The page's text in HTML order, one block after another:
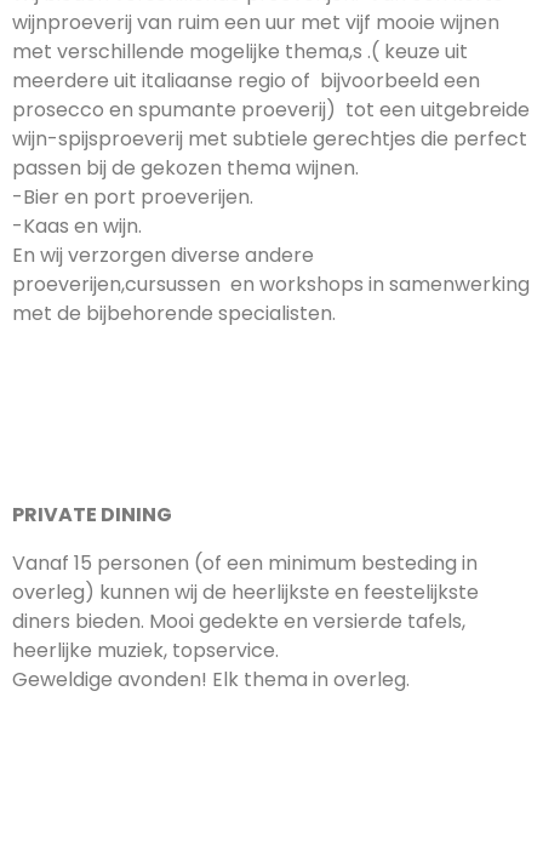
wijnproeverij van ruim een uur met vijf mooie wijnen
met verschillende mogelijke thema,s .( keuze uit
meerdere uit italiaanse regio of bijvoorbeeld een
prosecco en spumante proeverij) tot een uitgebreide
wijn-spijsproeverij met subtiele gerechtjes die perfect
passen bij de gekozen thema wijnen.
-Bier en port proeverijen.
-Kaas en wijn.
En wij verzorgen diverse andere
proeverijen,cursussen en workshops in samenwerking
met de bijbehorende specialisten.
PRIVATE DINING
Vanaf 15 personen (of een minimum besteding in
overleg) kunnen wij de heerlijkste en feestelijkste
diners bieden. Mooi gedekte en versierde tafels,
heerlijke muziek, topservice.
Geweldige avonden! Elk thema in overleg.